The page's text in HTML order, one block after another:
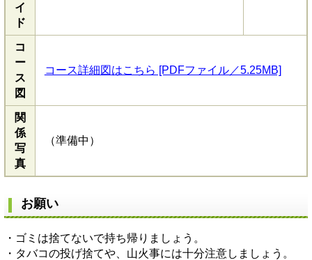
イ
ド
コ
ー
ス
図
コース詳細図はこちら [PDFファイル／5.25MB]
関
係
写
真
（準備中）
お願い
・ゴミは捨てないで持ち帰りましょう。
・タバコの投げ捨てや、山火事には十分注意しましょう。